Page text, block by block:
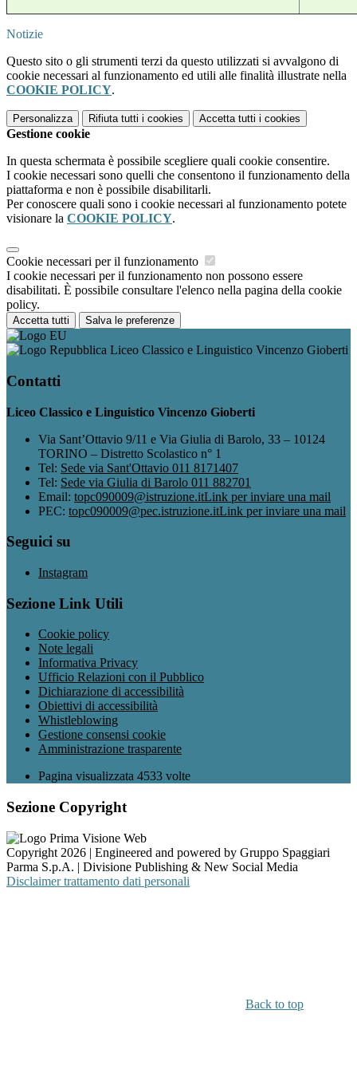
Notizie
Questo sito o gli strumenti terzi da questo utilizzati si avvalgono di
cookie necessari al funzionamento ed utili alle finalità illustrate nella
COOKIE POLICY.
Personalizza Rifiuta tutti i cookies Accetta tutti i cookies
Gestione cookie
In questa schermata è possibile scegliere quali cookie consentire.
I cookie necessari sono quelli che consentono il funzionamento della
piattaforma e non è possibile disabilitarli.
Per conoscere quali sono i cookie necessari al funzionamento potete
visionare la COOKIE POLICY.
Cookie necessari per il funzionamento
I cookie necessari per il funzionamento non possono essere
disabilitati. È possibile consultare l'elenco nella pagina della cookie
policy.
Accetta tutti Salva le preferenze
Liceo Classico e Linguistico Vincenzo Gioberti
Contatti
Liceo Classico e Linguistico Vincenzo Gioberti
Via Sant’Ottavio 9/11 e Via Giulia di Barolo, 33 – 10124
TORINO – Distretto Scolastico n° 1
Tel: Sede via Sant'Ottavio 011 8171407
Tel: Sede via Giulia di Barolo 011 882701
Email: topc090009@istruzione.itLink per inviare una mail
PEC: topc090009@pec.istruzione.itLink per inviare una mail
Seguici su
Instagram
Sezione Link Utili
Cookie policy
Note legali
Informativa Privacy
Ufficio Relazioni con il Pubblico
Dichiarazione di accessibilità
Obiettivi di accessibilità
Whistleblowing
Gestione consensi cookie
Amministrazione trasparente
Pagina visualizzata 4533 volte
Sezione Copyright
Copyright 2026 | Engineered and powered by Gruppo Spaggiari
Parma S.p.A. | Divisione Publishing & New Social Media
Disclaimer trattamento dati personali
Back to top